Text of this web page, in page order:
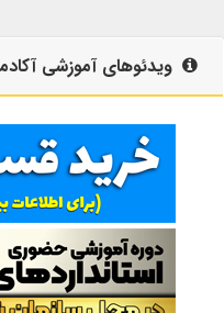
ویدئوهای آموزشی آکادمی